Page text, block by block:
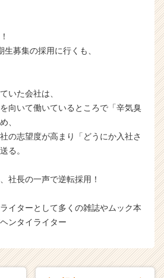
募集の採用に行くも、
いた会社は、
向いて働いているところで「辛気臭
、
の志望度が高まり「どうにか入社さ
る。
社長の一声で逆転採用！
イターとして多くの雑誌やムック本
ンタイライター